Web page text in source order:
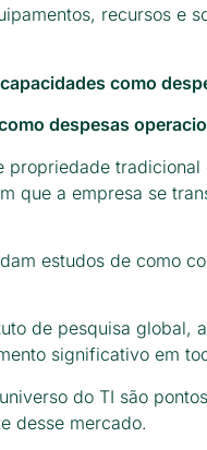
recursos e
como
despesas
propriedade
que a empresa se
estudos de como
de pesquisa global,
significativo em
do TI são
desse mercado.